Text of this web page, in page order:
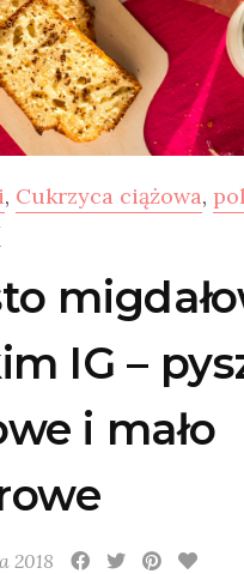
, Cukrzyca ciążowa,
IG –
i mało
2018